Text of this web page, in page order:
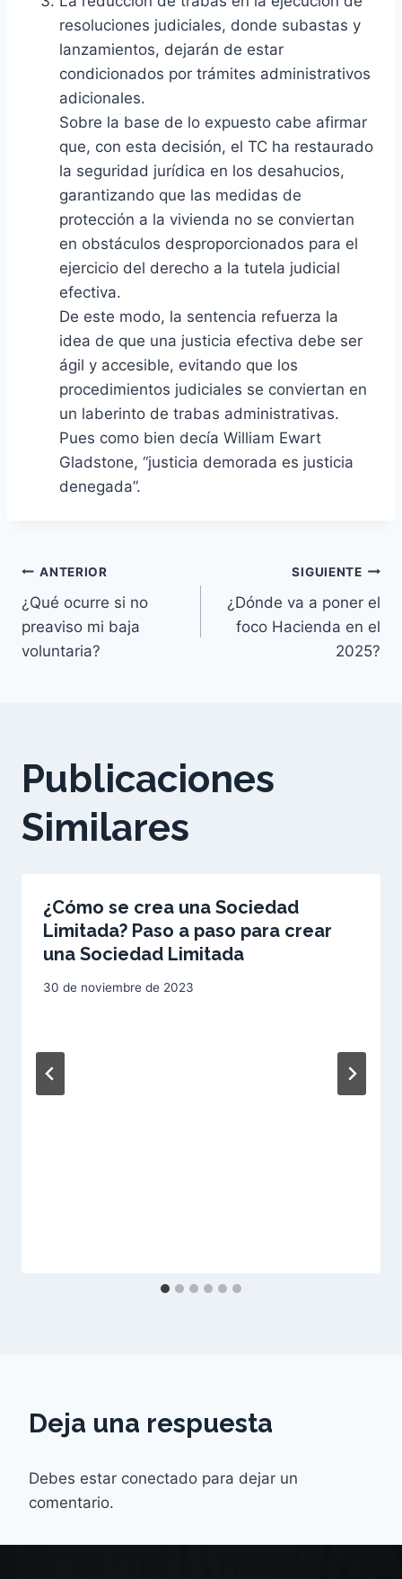
resoluciones judiciales, donde subastas y
lanzamientos, dejarán de estar
condicionados por trámites administrativos
adicionales.
Sobre la base de lo expuesto cabe afirmar
que, con esta decisión, el TC ha restaurado
la seguridad jurídica en los desahucios,
garantizando que las medidas de
protección a la vivienda no se conviertan
en obstáculos desproporcionados para el
ejercicio del derecho a la tutela judicial
efectiva.
De este modo, la sentencia refuerza la
idea de que una justicia efectiva debe ser
ágil y accesible, evitando que los
procedimientos judiciales se conviertan en
un laberinto de trabas administrativas.
Pues como bien decía William Ewart
Gladstone, “justicia demorada es justicia
denegada”.
Navegación
de
ANTERIOR
¿Qué ocurre si no
preaviso mi baja
voluntaria?
SIGUIENTE
¿Dónde va a poner el
foco Hacienda en el
2025?
Publicaciones
Similares
¿Cómo se crea una Sociedad
Limitada? Paso a paso para crear
una Sociedad Limitada
30 de noviembre de 2023
Deja una respuesta
Debes estar conectado para dejar un
comentario.